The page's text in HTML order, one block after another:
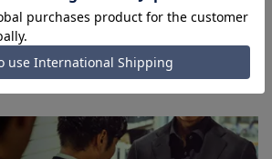
ございます。予めご了承ください。
につきましても、ご注文のタイミングに
ービスを選択できない場合がございま